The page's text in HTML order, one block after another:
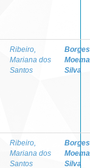
Ribeiro,
Mariana dos
Santos
Silva
Ribeiro,
Mariana dos
Santos
Silva